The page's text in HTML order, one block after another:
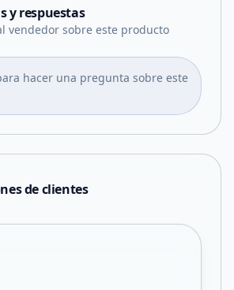
y respuestas
vendedor sobre este producto
hacer una pregunta sobre este
de clientes